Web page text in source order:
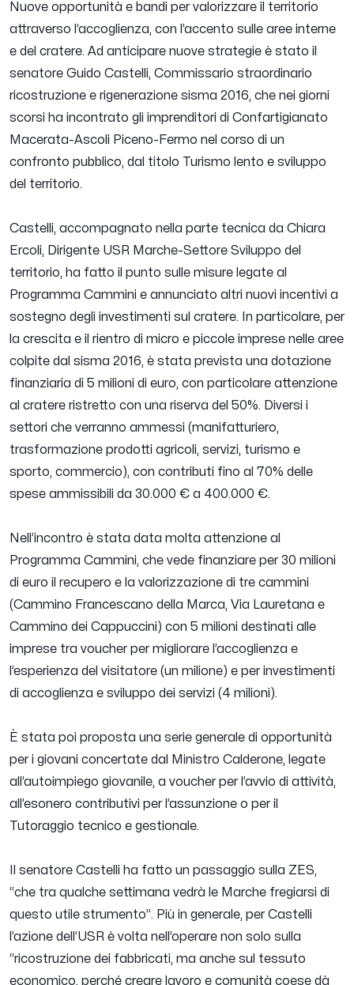
Nuove opportunità e bandi per valorizzare il territorio
attraverso l’accoglienza, con l’accento sulle aree interne
e del cratere. Ad anticipare nuove strategie è stato il
senatore Guido Castelli, Commissario straordinario
ricostruzione e rigenerazione sisma 2016, che nei giorni
scorsi ha incontrato gli imprenditori di Confartigianato
Macerata-Ascoli Piceno-Fermo nel corso di un
confronto pubblico, dal titolo Turismo lento e sviluppo
del territorio.
Castelli, accompagnato nella parte tecnica da Chiara
Ercoli, Dirigente USR Marche-Settore Sviluppo del
territorio, ha fatto il punto sulle misure legate al
Programma Cammini e annunciato altri nuovi incentivi a
sostegno degli investimenti sul cratere. In particolare, per
la crescita e il rientro di micro e piccole imprese nelle aree
colpite dal sisma 2016, è stata prevista una dotazione
finanziaria di 5 milioni di euro, con particolare attenzione
al cratere ristretto con una riserva del 50%. Diversi i
settori che verranno ammessi (manifatturiero,
trasformazione prodotti agricoli, servizi, turismo e
sporto, commercio), con contributi fino al 70% delle
spese ammissibili da 30.000 € a 400.000 €.
Nell’incontro è stata data molta attenzione al
Programma Cammini, che vede finanziare per 30 milioni
di euro il recupero e la valorizzazione di tre cammini
(Cammino Francescano della Marca, Via Lauretana e
Cammino dei Cappuccini) con 5 milioni destinati alle
imprese tra voucher per migliorare l’accoglienza e
l’esperienza del visitatore (un milione) e per investimenti
di accoglienza e sviluppo dei servizi (4 milioni).
È stata poi proposta una serie generale di opportunità
per i giovani concertate dal Ministro Calderone, legate
all’autoimpiego giovanile, a voucher per l’avvio di attività,
all’esonero contributivi per l’assunzione o per il
Tutoraggio tecnico e gestionale.
Il senatore Castelli ha fatto un passaggio sulla ZES,
“che tra qualche settimana vedrà le Marche fregiarsi di
questo utile strumento”. Più in generale, per Castelli
l’azione dell’USR è volta nell’operare non solo sulla
“ricostruzione dei fabbricati, ma anche sul tessuto
economico, perché creare lavoro e comunità coese dà